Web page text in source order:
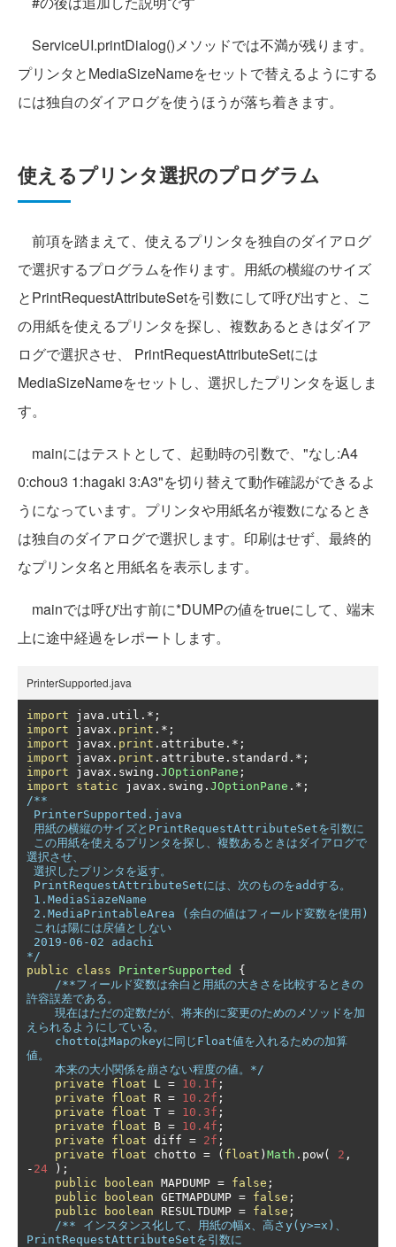
ServiceUI.printDialog()メソッドでは不満が残ります。
プリンタとMediaSizeNameをセットで替えるようにする
には独自のダイアログを使うほうが落ち着きます。
使えるプリンタ選択のプログラム
前項を踏まえて、使えるプリンタを独自のダイアログ
で選択するプログラムを作ります。用紙の横縦のサイズ
とPrintRequestAttributeSetを引数にして呼び出すと、こ
の用紙を使えるプリンタを探し、複数あるときはダイア
ログで選択させ、 PrintRequestAttributeSetには
MediaSizeNameをセットし、選択したプリンタを返しま
す。
mainにはテストとして、起動時の引数で、"なし:A4
0:chou3 1:hagaki 3:A3"を切り替えて動作確認ができるよ
うになっています。プリンタや用紙名が複数になるとき
は独自のダイアログで選択します。印刷はせず、最終的
なプリンタ名と用紙名を表示します。
mainでは呼び出す前に*DUMPの値をtrueにして、端末
上に途中経過をレポートします。
PrinterSupported.java
import java . util .*;
import javax . print .*;
import javax . print . attribute .*;
import javax . print . attribute . standard .*;
import javax . swing . JOptionPane ;
import
static javax . swing . JOptionPane .*;
/**
選択させ、
*/
public
class PrinterSupported
{
/**フィールド変数は余白と用紙の大きさを比較するときの
許容誤差である。
えられるようにしている。
値。
    本来の大小関係を崩さない程度の値。*/
private
float L = 10.1f ;
private
float R = 10.2f ;
private
float T = 10.3f ;
private
float B = 10.4f ;
private
float diff = 2f ;
private
float chotto = ( float ) Math . pow( 2 ,
- 24
);
public
boolean MAPDUMP = false ;
public
boolean GETMAPDUMP = false ;
public
boolean RESULTDUMP = false ;
/** インスタンス化して、用紙の幅x、高さy(y>=x)、
PrintRequestAttributeSetを引数に